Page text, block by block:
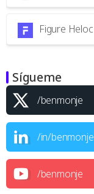
Figure Heloc
Sígueme
/benmonje
/in/benmonje
/benmonje